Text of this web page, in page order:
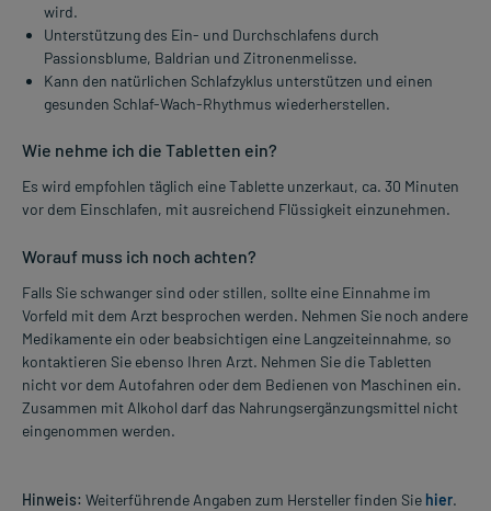
wird.
Unterstützung des Ein- und Durchschlafens durch
Passionsblume, Baldrian und Zitronenmelisse.
Kann den natürlichen Schlafzyklus unterstützen und einen
gesunden Schlaf-Wach-Rhythmus wiederherstellen.
Wie nehme ich die Tabletten ein?
Es wird empfohlen täglich eine Tablette unzerkaut, ca. 30 Minuten
vor dem Einschlafen, mit ausreichend Flüssigkeit einzunehmen.
Worauf muss ich noch achten?
Falls Sie schwanger sind oder stillen, sollte eine Einnahme im
Vorfeld mit dem Arzt besprochen werden. Nehmen Sie noch andere
Medikamente ein oder beabsichtigen eine Langzeiteinnahme, so
kontaktieren Sie ebenso Ihren Arzt. Nehmen Sie die Tabletten
nicht vor dem Autofahren oder dem Bedienen von Maschinen ein.
Zusammen mit Alkohol darf das Nahrungsergänzungsmittel nicht
eingenommen werden.
Hinweis: Weiterführende Angaben zum Hersteller finden Sie hier.